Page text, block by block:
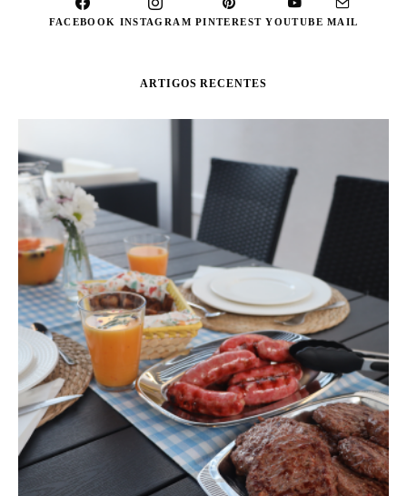
FACEBOOK INSTAGRAM PINTEREST YOUTUBE MAIL
ARTIGOS RECENTES